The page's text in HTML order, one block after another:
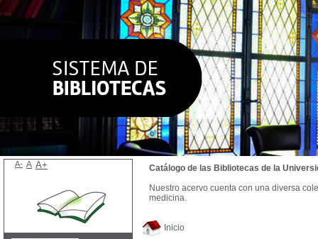
Inicio
Catálogo de las Bibliotecas de la
Nuestro acervo cuenta con una diversa
medicina.
A- A A+